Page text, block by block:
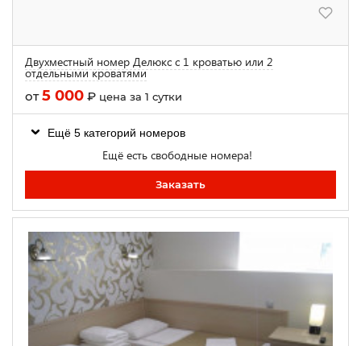
Двухместный номер Делюкс с 1 кроватью или 2
отдельными кроватями
от5 000 ₽ цена за 1 сутки
Ещё 5 категорий номеров
Ещё есть свободные номера!
Заказать